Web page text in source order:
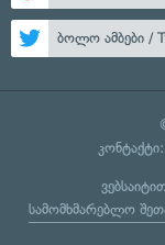
ბოლო ამბები /
სამომხმარებლო